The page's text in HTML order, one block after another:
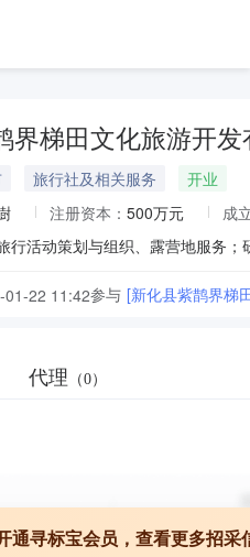
界梯田文化旅游开发
旅行社及相关服务
开业
注册资本： 500万元
成
01-22 11:42参与 [新化县紫鹊界梯
代理 （0）
通寻标宝会员，查看更多招采